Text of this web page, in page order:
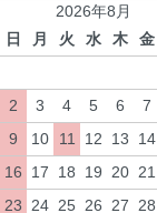
2026年8月
日
月 火 水 木 金
2
3 4 5 6 7
9
10 11 12 13 14
16
17 18 19 20 21
23
24 25 26 27 28